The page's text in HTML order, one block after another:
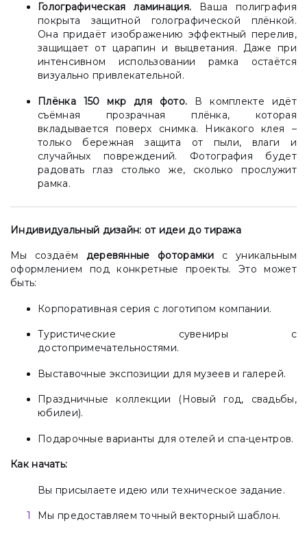
Голографическая ламинация. Ваша полиграфия
покрыта защитной голографической плёнкой.
Она придаёт изображению эффектный перелив,
защищает от царапин и выцветания. Даже при
интенсивном использовании рамка остаётся
визуально привлекательной.
Плёнка 150 мкр для фото. В комплекте идёт
съёмная прозрачная плёнка, которая
вкладывается поверх снимка. Никакого клея –
только бережная защита от пыли, влаги и
случайных повреждений. Фотография будет
радовать глаз столько же, сколько прослужит
рамка.
Индивидуальный дизайн: от идеи до тиража
Мы создаём деревянные фоторамки с уникальным
оформлением под конкретные проекты. Это может
быть:
Корпоративная серия с логотипом компании.
Туристические сувениры с
достопримечательностями.
Выставочные экспозиции для музеев и галерей.
Праздничные коллекции (Новый год, свадьбы,
юбилеи).
Подарочные варианты для отелей и спа-центров.
Как начать:
Вы присылаете идею или техническое задание.
Мы предоставляем точный векторный шаблон.